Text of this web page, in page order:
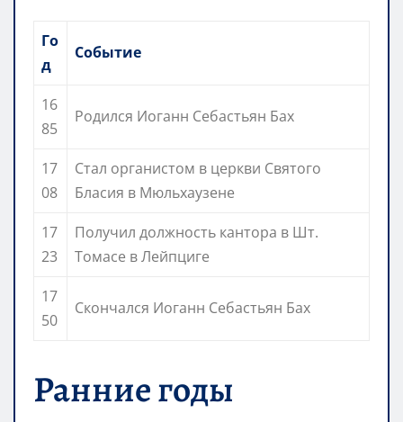
Го
д
Событие
16
85
Родился Иоганн Себастьян Бах
17
08
Стал органистом в церкви Святого
Бласия в Мюльхаузене
17
23
Получил должность кантора в Шт.
Томасе в Лейпциге
17
50
Скончался Иоганн Себастьян Бах
Ранние годы